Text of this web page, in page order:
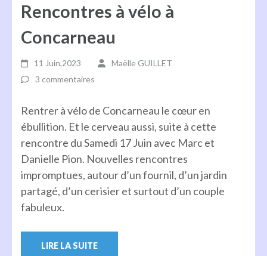
Rencontres à vélo à
Concarneau
11 Juin,2023
Maëlle GUILLET
3 commentaires
Rentrer à vélo de Concarneau le cœur en
ébullition. Et le cerveau aussi, suite à cette
rencontre du Samedi 17 Juin avec Marc et
Danielle Pion. Nouvelles rencontres
impromptues, autour d’un fournil, d’un jardin
partagé, d’un cerisier et surtout d’un couple
fabuleux.
LIRE LA SUITE